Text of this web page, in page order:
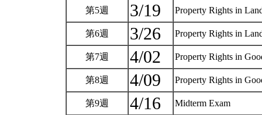
第5週 3/19 Property Rights in
第6週 3/26 Property Rights in
第7週 4/02 Property Rights in
第8週 4/09 Property Rights in
第9週 4/16 Midterm Exam